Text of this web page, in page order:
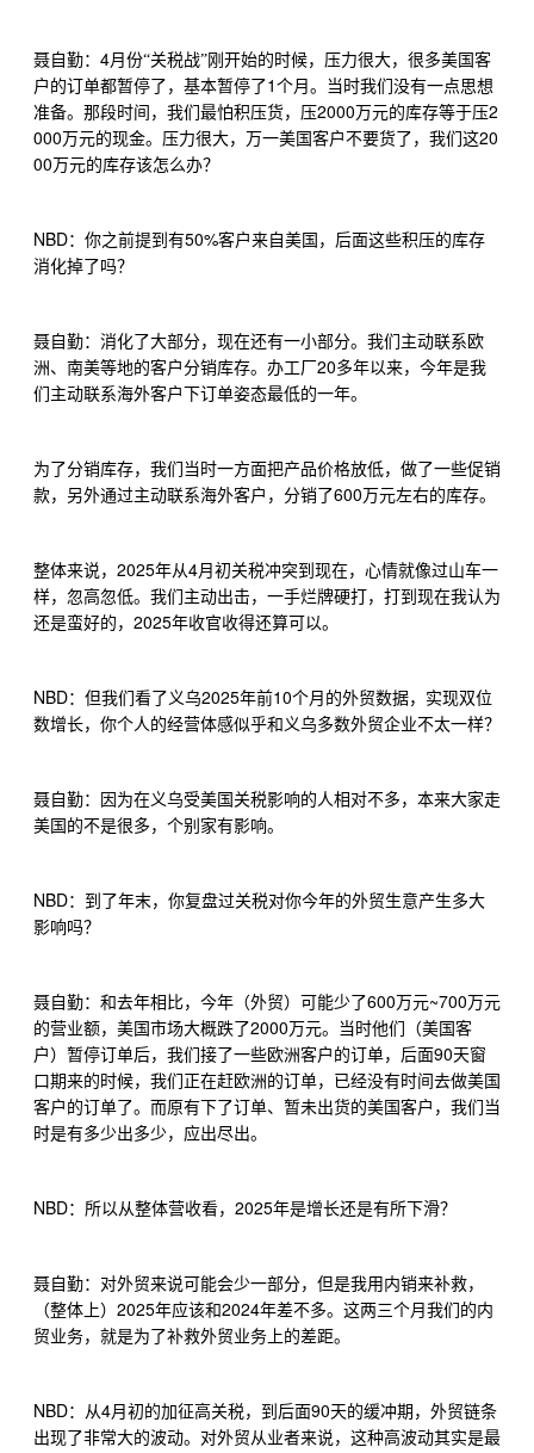
聂自勤： 4月份“关税战”刚开始的时候，压力很大，很多美国客
户的订单都暂停了，基本暂停了1 个月。当时我们没有一点思想
准备。那段时间，我们最怕积压货，压2000 万元的库存等于压2
000 万元的现金。压力很大，万一美国客户不要货了，我们这20
00 万元的库存该怎么办？
NBD：你之前提到有50%客户来自美国，后面这些积压的库存
消化掉了吗？
聂自勤：消化了大部分，现在还有一小部分。我们主动联系欧
洲、南美等地的客户分销库存。办工厂 20多年以来，今年是我
们主动联系海外客户下订单姿态最低的一年。
为了分销库存，我们当时一方面把产品价格放低，做了一些促销
款，另外通过主动联系海外客户，分销了600 万元左右的库存。
整体来说， 2025年从4月初关税冲突到现在，心情就像过山车一
样，忽高忽低。我们主动出击，一手烂牌硬打，打到现在我认为
还是蛮好的， 2025年收官收得还算可以。
NBD：但我们看了义乌2025年前10个月的外贸数据，实现双位
数增长，你个人的经营体感似乎和义乌多数外贸企业不太一样？
聂自勤：因为在义乌受美国关税影响的人相对不多，本来大家走
美国的不是很多，个别家有影响。
NBD：到了年末，你复盘过关税对你今年的外贸生意产生多大
影响吗？
聂自勤：和去年相比，今年（外贸）可能少了600 万元~700 万元
的营业额，美国市场大概跌了2000 万元。当时他们（美国客
户）暂停订单后，我们接了一些欧洲客户的订单，后面90天窗
口期来的时候，我们正在赶欧洲的订单，已经没有时间去做美国
客户的订单了。而原有下了订单、暂未出货的美国客户，我们当
时是有多少出多少，应出尽出。
NBD：所以从整体营收看， 2025年是增长还是有所下滑？
聂自勤：对外贸来说可能会少一部分，但是我用内销来补救，
（整体上） 2025年应该和2024年差不多。这两三个月我们的内
贸业务，就是为了补救外贸业务上的差距。
NBD：从4月初的加征高关税，到后面90天的缓冲期，外贸链条
出现了非常大的波动。对外贸从业者来说，这种高波动其实是最